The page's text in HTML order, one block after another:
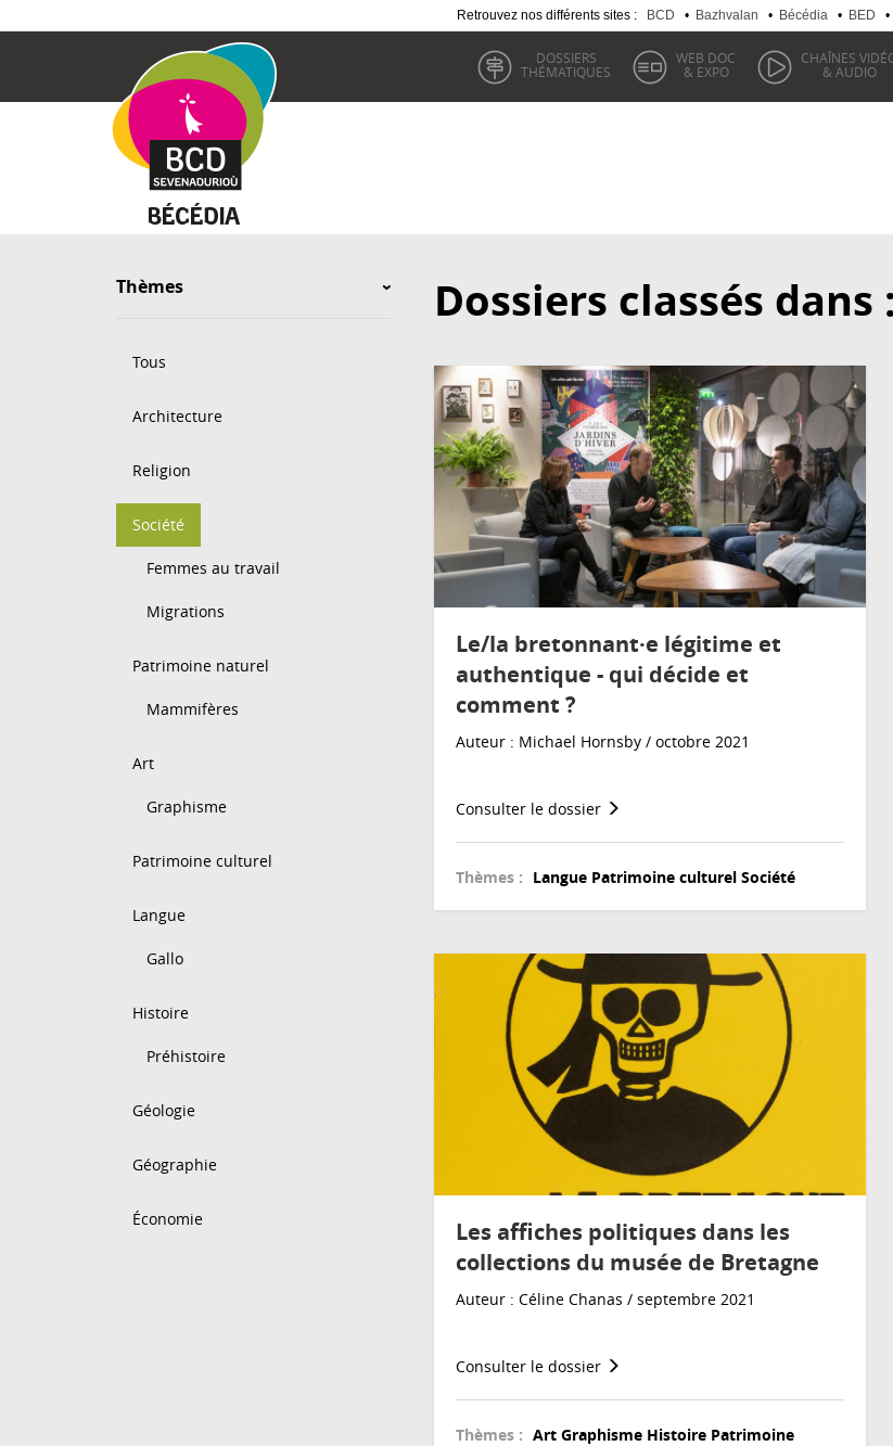
Retrouvez nos différents sites : BCD • Bazhvalan • Bécédia • BED •
DOSSIERS
THÉMATIQUES
WEB DOC
& EXPO
CHAÎNES
& AUDIO
Thèmes
Tous
Architecture
Religion
Société
Femmes au travail
Migrations
Patrimoine naturel
Mammifères
Art
Graphisme
Patrimoine culturel
Langue
Gallo
Histoire
Préhistoire
Géologie
Géographie
Économie
Dossiers classés dans
Le/la bretonnant·e légitime et
authentique - qui décide et
comment ?
Auteur : Michael Hornsby / octobre 2021
Consulter le dossier
Thèmes : Langue Patrimoine culturel Société
Les affiches politiques dans les
collections du musée de Bretagne
Auteur : Céline Chanas / septembre 2021
Consulter le dossier
Thèmes : Art Graphisme Histoire Patrimoine